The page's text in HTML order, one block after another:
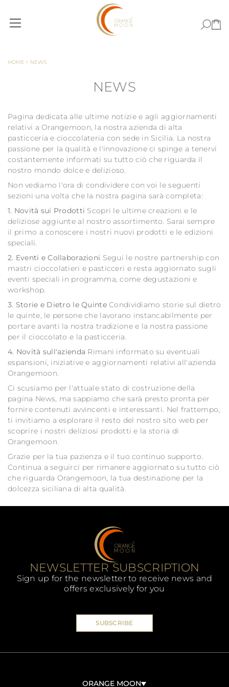
HOME > NEWS
NEWS
Pagina dedicata alle ultime notizie e agli aggiornamenti
relativi a Orangemoon, la nostra azienda di alta
pasticceria e cioccolateria con sede in Sicilia. La nostra
passione per la qualità e l'innovazione ci spinge a tenervi
costantemente informati su tutto ciò che riguarda il
nostro mondo dolce e delizioso.
Non vediamo l'ora di condividere con voi le seguenti
sezioni una volta che la nostra pagina sarà completa:
1. Novità sui Prodotti Scopri le ultime creazioni e le
deliziose aggiunte al nostro assortimento. Sarai sempre
il primo a conoscere i nostri nuovi prodotti e le edizioni
speciali.
2. Eventi e Collaborazioni Segui le nostre partnership con
mastri cioccolatieri e pasticceri e resta aggiornato sugli
eventi speciali in programma, come degustazioni e
workshop.
3. Storie e Dietro le QuinteCondividiamo storie sul dietro
le quinte, le persone che lavorano instancabilmente per
portare avanti la nostra tradizione e la nostra passione
per il cioccolato e la pasticceria.
4. Novità sull'azienda Rimani informato su eventuali
espansioni, iniziative e aggiornamenti relativi all'azienda
Orangemoon.
Ci scusiamo per l'attuale stato di costruzione della
pagina News, ma sappiamo che sarà presto pronta per
fornire contenuti avvincenti e interessanti. Nel frattempo,
ti invitiamo a esplorare il resto del nostro sito web per
scoprire i nostri deliziosi prodotti e la storia di
Orangemoon.
Grazie per la tua pazienza e il tuo continuo supporto.
Continua a seguirci per rimanere aggiornato su tutto ciò
che riguarda Orangemoon, la tua destinazione per la
dolcezza siciliana di alta qualità.
NEWSLETTER SUBSCRIPTION
Sign up for the newsletter to receive news and
offers exclusively for you
SUBSCRIBE
ORANGE MOON